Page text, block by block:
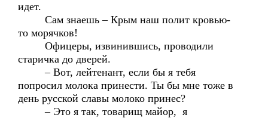
идет.
Сам знаешь – Крым наш полит кровью-
то морячков!
Офицеры, извинившись, проводили
старичка до дверей.
– Вот, лейтенант, если бы я тебя
попросил молока принести. Ты бы мне тоже в
день русской славы молоко принес?
– Это я так, товарищ майор, я